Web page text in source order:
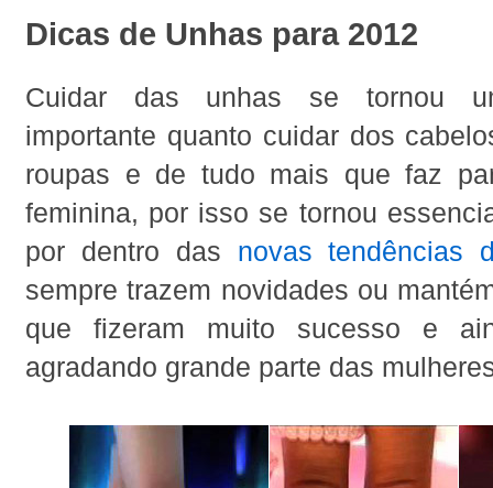
Dicas de Unhas para 2012
Cuidar das unhas se tornou
importante quanto cuidar dos
roupas e de tudo mais que faz
feminina, por isso se tornou
por dentro das novas tendências
sempre trazem novidades ou
que fizeram muito sucesso e
agradando grande parte das